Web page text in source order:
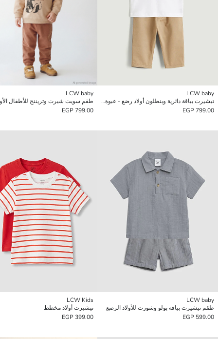
LCW baby
تيشيرت بياقة دائرية وبنطلون أولاد رضع - عبوة من قطعتين
799.00 EGP
LCW baby
799.00 EGP
LCW baby
طقم تيشيرت بياقة بولو وشورت للأولاد الرضع
599.00 EGP
LCW Kids
تيشيرت أولاد مخطط
399.00 EGP